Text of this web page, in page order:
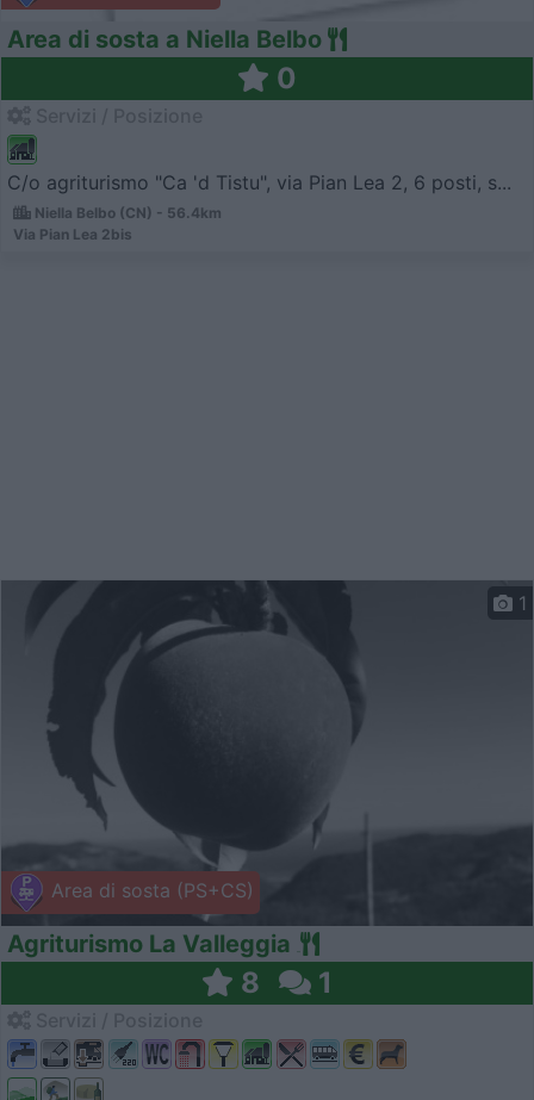
Area di sosta a Niella Belbo
0
C/o agriturismo "Ca 'd Tistu", via Pian Lea 2, 6 posti, s...
Niella Belbo (CN) - 56.4km
Via Pian Lea 2bis
Area di sosta (PS+CS)
1
Agriturismo La Valleggia
8 1